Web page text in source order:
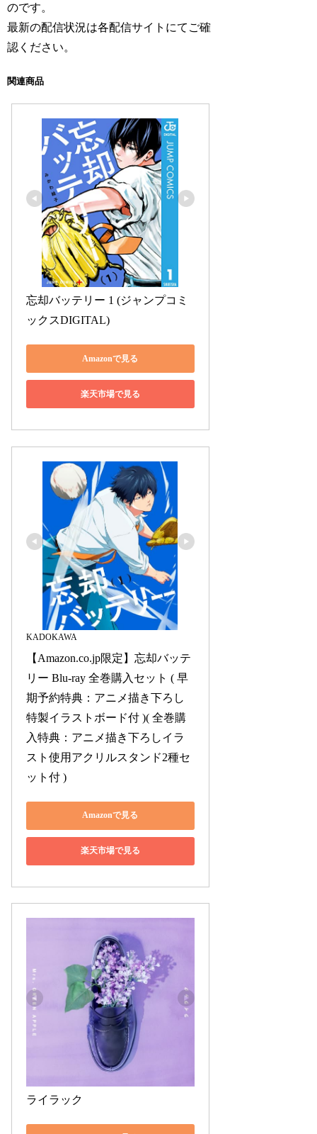
のです。
最新の配信状況は各配信サイトにてご確
認ください。
関連商品
忘却バッテリー 1 (ジャンプコミ
ックスDIGITAL)
Amazonで見る
楽天市場で見る
KADOKAWA
【Amazon.co.jp限定】忘却バッテ
リー Blu-ray 全巻購入セット ( 早
期予約特典：アニメ描き下ろし
特製イラストボード付 )( 全巻購
入特典：アニメ描き下ろしイラ
スト使用アクリルスタンド2種セ
ット付 )
Amazonで見る
楽天市場で見る
ライラック